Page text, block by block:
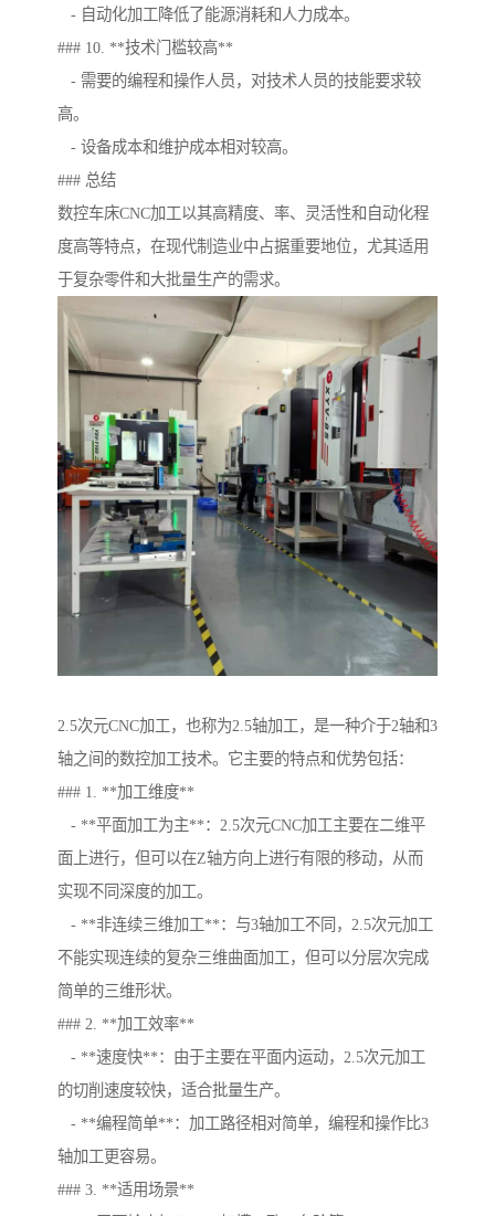
- 自动化加工降低了能源消耗和人力成本。
### 10. **技术门槛较高**
- 需要的编程和操作人员，对技术人员的技能要求较
高。
- 设备成本和维护成本相对较高。
### 总结
数控车床CNC加工以其高精度、率、灵活性和自动化程
度高等特点，在现代制造业中占据重要地位，尤其适用
于复杂零件和大批量生产的需求。
2.5次元CNC加工，也称为2.5轴加工，是一种介于2轴和3
轴之间的数控加工技术。它主要的特点和优势包括：
### 1. **加工维度**
- **平面加工为主**：2.5次元CNC加工主要在二维平
面上进行，但可以在Z轴方向上进行有限的移动，从而
实现不同深度的加工。
- **非连续三维加工**：与3轴加工不同，2.5次元加工
不能实现连续的复杂三维曲面加工，但可以分层次完成
简单的三维形状。
### 2. **加工效率**
- **速度快**：由于主要在平面内运动，2.5次元加工
的切削速度较快，适合批量生产。
- **编程简单**：加工路径相对简单，编程和操作比3
轴加工更容易。
### 3. **适用场景**